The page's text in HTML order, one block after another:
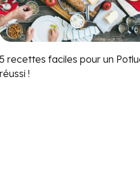
5 recettes faciles pour un
réussi !